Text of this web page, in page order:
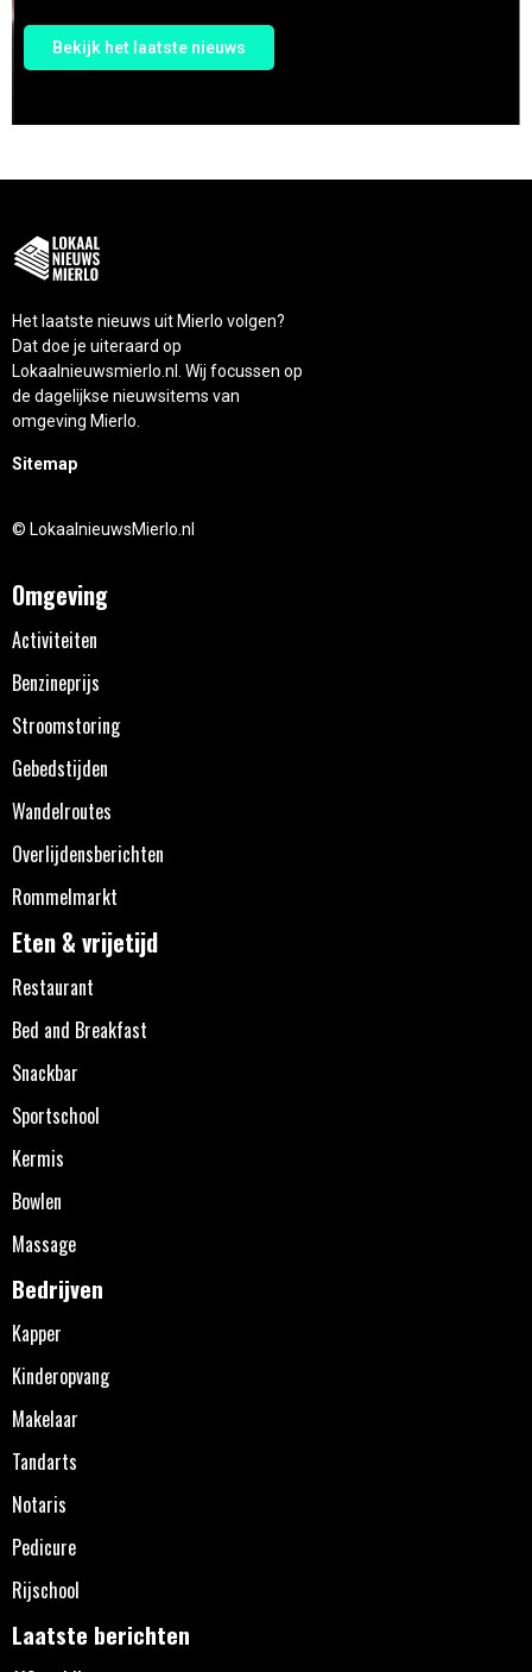
Bekijk het laatste nieuws
Het laatste nieuws uit Mierlo volgen?
Dat doe je uiteraard op
Lokaalnieuwsmierlo.nl. Wij focussen op
de dagelijkse nieuwsitems van
omgeving Mierlo.
Sitemap
© LokaalnieuwsMierlo.nl
Omgeving
Activiteiten
Benzineprijs
Stroomstoring
Gebedstijden
Wandelroutes
Overlijdensberichten
Rommelmarkt
Eten & vrijetijd
Restaurant
Bed and Breakfast
Snackbar
Sportschool
Kermis
Bowlen
Massage
Bedrijven
Kapper
Kinderopvang
Makelaar
Tandarts
Notaris
Pedicure
Rijschool
Laatste berichten